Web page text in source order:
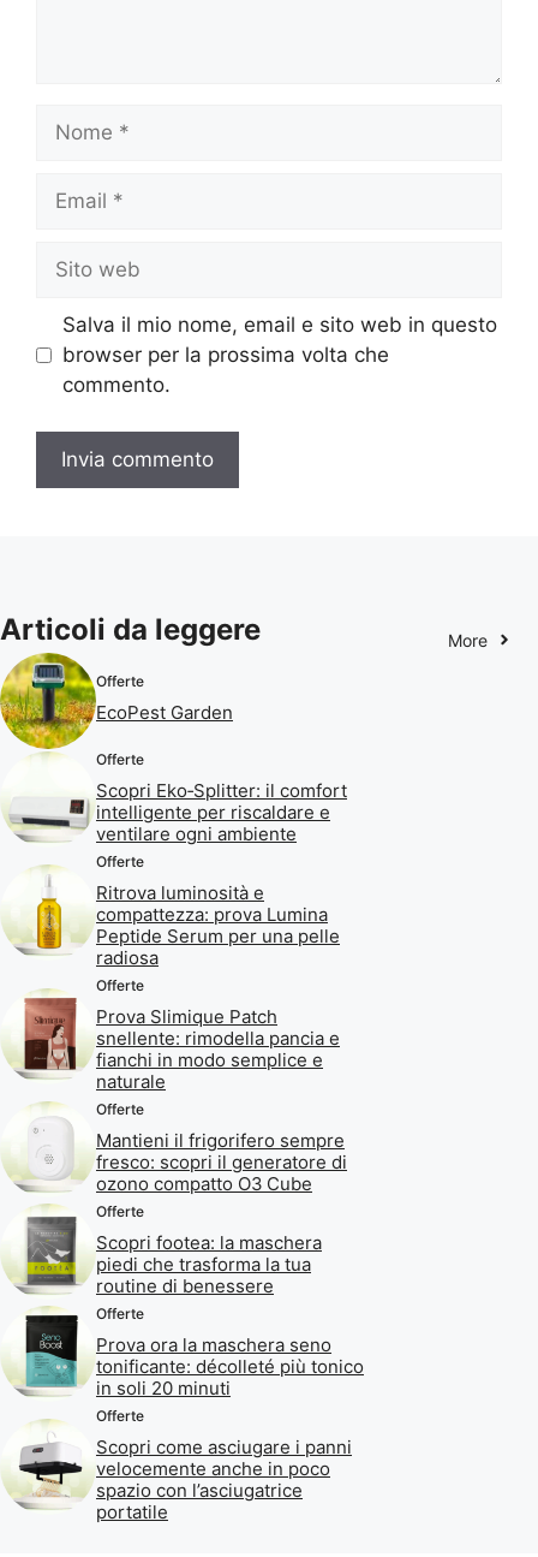
Nome
Email
Sito
web
Salva il mio nome, email e sito web in questo
browser per la prossima volta che
commento.
Articoli da leggere More
Offerte
EcoPest Garden
Offerte
Scopri Eko‑Splitter: il comfort
intelligente per riscaldare e
ventilare ogni ambiente
Offerte
Ritrova luminosità e
compattezza: prova Lumina
Peptide Serum per una pelle
radiosa
Offerte
Prova Slimique Patch
snellente: rimodella pancia e
fianchi in modo semplice e
naturale
Offerte
Mantieni il frigorifero sempre
fresco: scopri il generatore di
ozono compatto O3 Cube
Offerte
Scopri footea: la maschera
piedi che trasforma la tua
routine di benessere
Offerte
Prova ora la maschera seno
tonificante: décolleté più tonico
in soli 20 minuti
Offerte
Scopri come asciugare i panni
velocemente anche in poco
spazio con l’asciugatrice
portatile